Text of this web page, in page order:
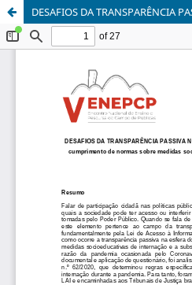
DESAFIOS DA TRANSPARÊNCIA